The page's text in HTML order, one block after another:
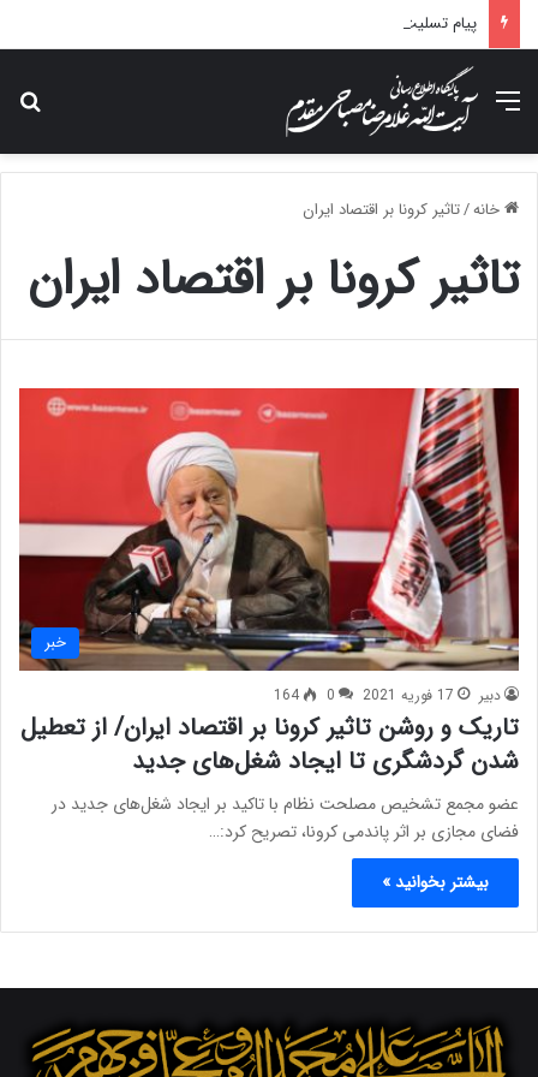
منو
خانه/تاثیر کرونا بر اقتصاد ایران
تاثیر کرونا بر اقتصاد ایران
خبر
دبیر 17 فوریه 2021 0
164
تاریک و روشن تاثیر کرونا بر اقتصاد ایران/ از تعطیل
شدن گردشگری تا ایجاد شغل‌های جدید
عضو مجمع تشخیص مصلحت نظام با تاکید بر ایجاد شغل‌های جدید در
فضای مجازی بر اثر پاندمی کرونا، تصریح کرد:…
بیشتر بخوانید »